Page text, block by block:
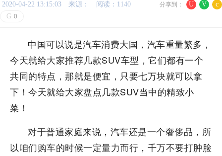
U V c
分享到：
2020-04-22 13:15:03 来源：
阅读：1140
G 0
中国可以说是汽车消费大国，汽车重量繁多，
今天就给大家推荐几款SUV车型，它们都有一个
共同的特点，那就是便宜，只要七万块就可以拿
下！今天就给大家盘点几款SUV当中的精致小
菜！
对于普通家庭来说，汽车还是一个奢侈品，所
以咱们购车的时候一定量力而行，千万不要打肿脸